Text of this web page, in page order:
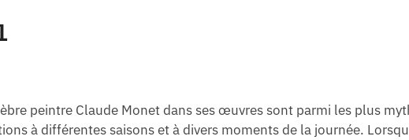
peintre Claude Monet dans ses œuvres sont parmi les plus
à différentes saisons et à divers moments de la journée.